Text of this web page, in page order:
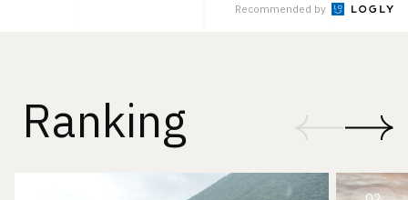
Recommended by
Ranking